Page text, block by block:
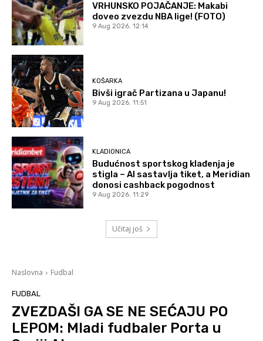
VRHUNSKO POJAČANJE: Makabi
doveo zvezdu NBA lige! (FOTO)
9 Aug 2026. 12:14
KOŠARKA
Bivši igrač Partizana u Japanu!
9 Aug 2026. 11:51
KLADIONICA
Budućnost sportskog klađenja je
stigla – AI sastavlja tiket, a Meridian
donosi cashback pogodnost
9 Aug 2026. 11:29
Učitaj još